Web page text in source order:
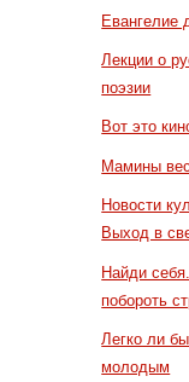
Евангелие
Лекции о
поэзии
Вот это
Мамины
Новости
Выход в
Найди
побороть
Легко ли
молодым